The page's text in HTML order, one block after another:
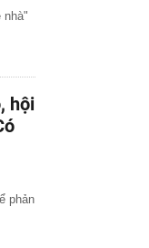
nhà"
hội
phản